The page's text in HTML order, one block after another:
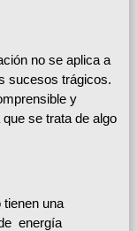
no se aplica a
sucesos trágicos.
y
se trata de algo
una
energía